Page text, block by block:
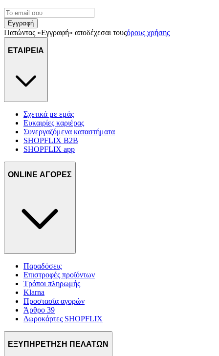
Εγγραφή
Πατώντας «Εγγραφή» αποδέχεσαι τουςόρους χρήσης
ΕΤΑΙΡΕΙΑ
Σχετικά με εμάς
Ευκαιρίες καριέρας
Συνεργαζόμενα καταστήματα
SHOPFLIX B2B
SHOPFLIX app
ONLINE ΑΓΟΡΕΣ
Παραδόσεις
Επιστροφές προϊόντων
Τρόποι πληρωμής
Klarna
Προστασία αγορών
Άρθρο 39
Δωροκάρτες SHOPFLIX
ΕΞΥΠΗΡΕΤΗΣΗ ΠΕΛΑΤΩΝ